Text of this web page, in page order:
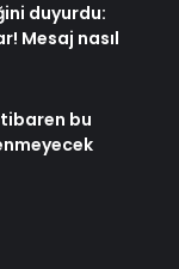
duyurdu:
Mesaj nasıl
bu